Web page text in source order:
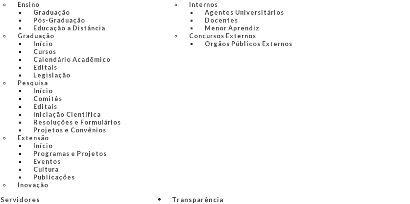
Ensino
Graduação
Pós-Graduação
Educação a Distância
Graduação
Início
Cursos
Calendário Acadêmico
Editais
Legislação
Pesquisa
Início
Comitês
Editais
Iniciação Científica
Resoluções e Formulários
Projetos e Convênios
Extensão
Início
Programas e Projetos
Eventos
Cultura
Publicações
Inovação
Internos
Agentes Universitários
Docentes
Menor Aprendiz
Concursos Externos
Orgãos Públicos Externos
Servidores
Transparência